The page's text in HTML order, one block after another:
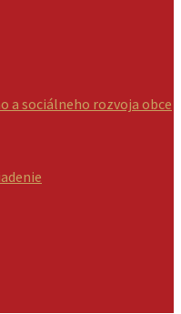
a sociálneho rozvoja obce